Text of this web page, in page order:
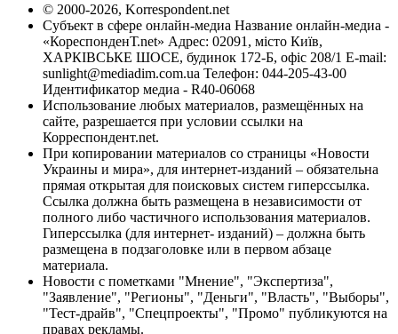
© 2000-2026, Korrespondent.net
Субъект в сфере онлайн-медиа Название онлайн-медиа -
«КореспонденТ.net» Адрес: 02091, місто Київ,
ХАРКІВСЬКЕ ШОСЕ, будинок 172-Б, офіс 208/1 E-mail:
sunlight@mediadim.com.ua Телефон: 044-205-43-00
Идентификатор медиа - R40-06068
Использование любых материалов, размещённых на
сайте, разрешается при условии ссылки на
Корреспондент.net.
При копировании материалов со страницы «Новости
Украины и мира», для интернет-изданий – обязательна
прямая открытая для поисковых систем гиперссылка.
Ссылка должна быть размещена в независимости от
полного либо частичного использования материалов.
Гиперссылка (для интернет- изданий) – должна быть
размещена в подзаголовке или в первом абзаце
материала.
Новости с пометками "Мнение", "Экспертиза",
"Заявление", "Регионы", "Деньги", "Власть", "Выборы",
"Тест-драйв", "Спецпроекты", "Промо" публикуются на
правах рекламы.